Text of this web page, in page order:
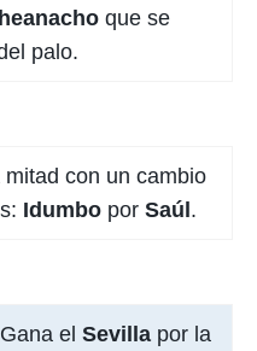
que se
palo.
con un cambio
Idumbo por Saúl .
el Sevilla por la